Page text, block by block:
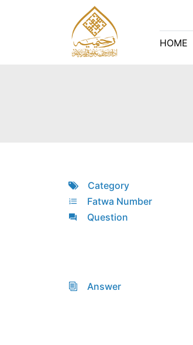
HOME
Category
Fatwa Number
Question
Answer